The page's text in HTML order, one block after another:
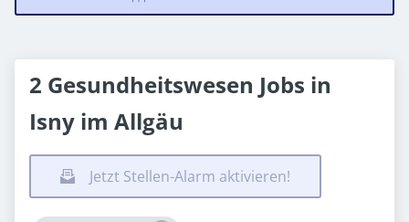
2 Gesundheitswesen Jobs in
Isny im Allgäu
Jetzt Stellen-Alarm aktivieren!